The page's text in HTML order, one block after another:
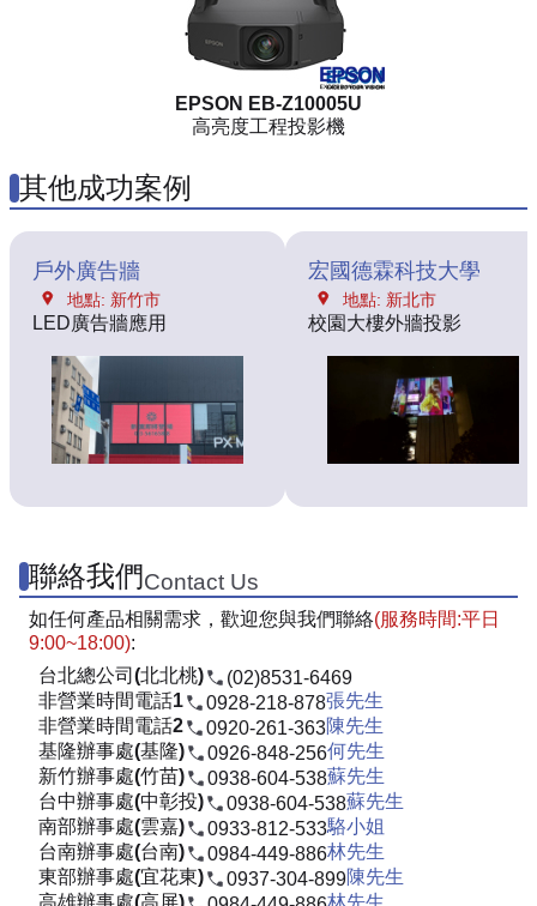
EPSON EB-Z10005U
高亮度工程投影機
其他成功案例
戶外廣告牆
地點: 新竹市
LED廣告牆應用
宏國德霖科技大學
地點: 新北市
校園大樓外牆投影
聯絡我們Contact Us
如任何產品相關需求，歡迎您與我們聯絡(服務時間:平日
9:00~18:00):
台北總公司(北北桃)
(02)8531-6469
非營業時間電話1
0928-218-878張先生
非營業時間電話2
0920-261-363陳先生
基隆辦事處(基隆)
0926-848-256何先生
新竹辦事處(竹苗)
0938-604-538蘇先生
台中辦事處(中彰投)
0938-604-538蘇先生
南部辦事處(雲嘉)
0933-812-533駱小姐
台南辦事處(台南)
0984-449-886林先生
東部辦事處(宜花東)
0937-304-899陳先生